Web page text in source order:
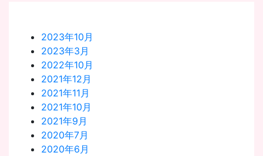
2023年10月
2023年3月
2022年10月
2021年12月
2021年11月
2021年10月
2021年9月
2020年7月
2020年6月